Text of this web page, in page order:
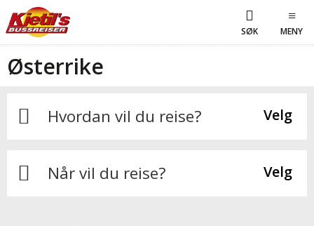
SØK MENY
Østerrike
Hvordan vil du reise? Velg
Når vil du reise? Velg